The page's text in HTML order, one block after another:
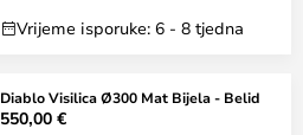
Vrijeme isporuke: 6 - 8 tjedna
Diablo Visilica Ø300 Mat Bijela - Belid
550,00 €